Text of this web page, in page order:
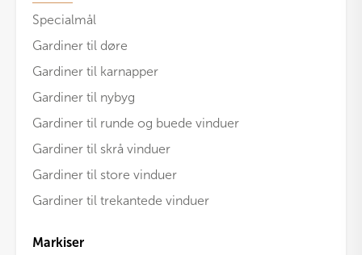
Specialmål
Gardiner til døre
Gardiner til karnapper
Gardiner til nybyg
Gardiner til runde og buede vinduer
Gardiner til skrå vinduer
Gardiner til store vinduer
Gardiner til trekantede vinduer
Markiser